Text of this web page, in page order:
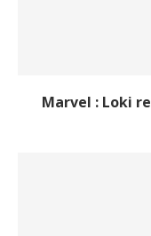
Marvel : Loki